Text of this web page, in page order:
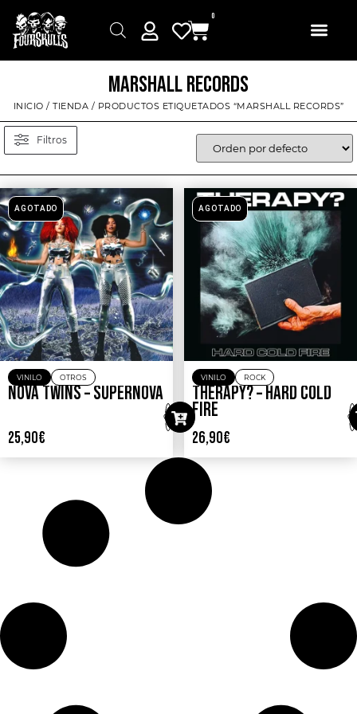
0
MARSHALL RECORDS
INICIO / TIENDA / PRODUCTOS ETIQUETADOS “MARSHALL RECORDS”
Filtros
AGOTADO
VINILO OTROS
NOVA TWINS – SUPERNOVA
25,90€
AGOTADO
VINILO ROCK
THERAPY? – HARD COLD
FIRE
26,90€